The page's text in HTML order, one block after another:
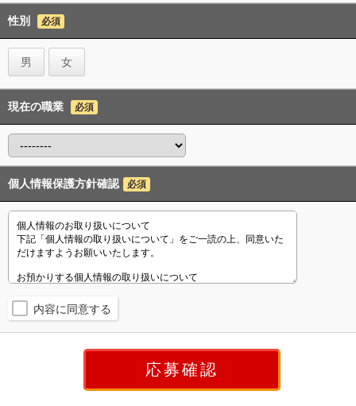
性別 必須
男 女
現在の職業 必須
個人情報保護方針確認 必須
内容に同意する